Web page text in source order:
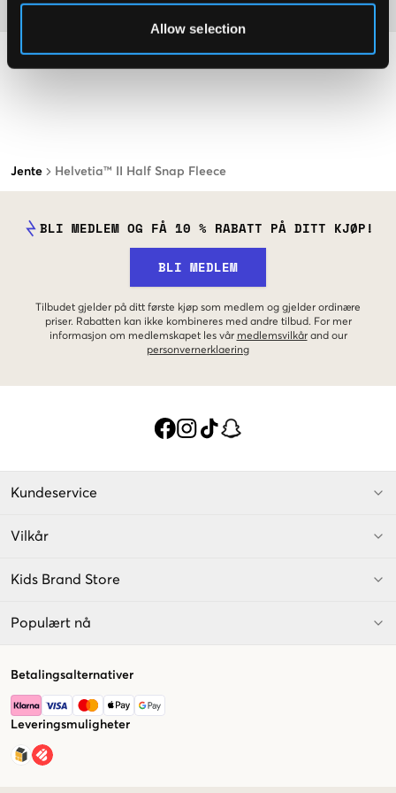
Allow selection
Jente Helvetia™ II Half Snap Fleece
Materiale
BLI MEDLEM OG FÅ 10 % RABATT PÅ DITT KJØP!
BLI MEDLEM
Tilbudet gjelder på ditt første kjøp som medlem og gjelder ordinære
priser. Rabatten kan ikke kombineres med andre tilbud. For mer
informasjon om medlemskapet les vår medlemsvilkår and our
personvernerklaering
Kundeservice
Vilkår
Kids Brand Store
Populært nå
Betalingsalternativer
Leveringsmuligheter